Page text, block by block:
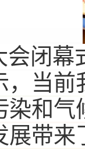
会闭幕
，当前
染和气
展带来